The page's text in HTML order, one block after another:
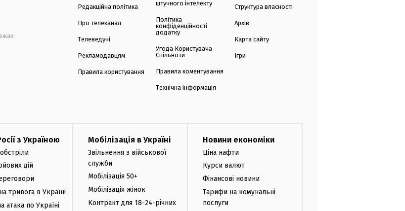
Редакційна політика
Про телеканал
Телеведучі
Рекламодавцям
Правила користування
штучного інтелекту
Політика
конфіденційності
додатку
Угода Користувача
Спільноти
Правила коментування
Технічна інформація
Структура власності
Архів
Карта сайту
Ігри
з Україною
дій
тривога в Україні
атака по Україні
Мобілізація в Україні
Звільнення з військової
служби
Мобілізація 50+
Мобілізація жінок
Контракт для 18-24-річних
Новини економіки
Ціна нафти
Курси валют
Фінансові новини
Тарифи на комунальні
послуги